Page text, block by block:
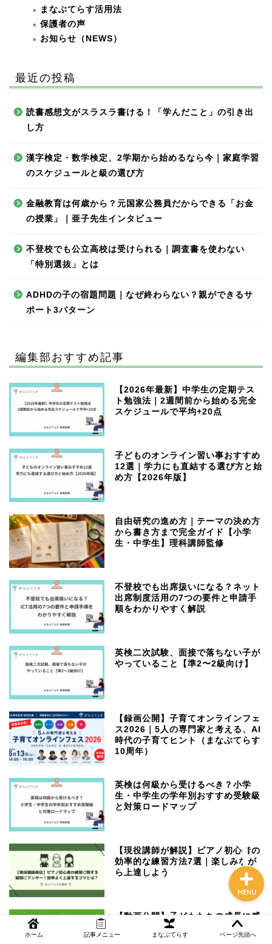
まなぶてらす活用法
保護者の声
お知らせ（NEWS）
最近の投稿
読書感想文がスラスラ書ける！「学んだこと」の引き出
し方
漢字検定・数学検定、2学期から始めるなら今｜家庭学習
のスケジュールと級の選び方
金融教育は何歳から？元国家公務員だからできる「お金
の授業」｜亜子先生インタビュー
不登校でも公立高校は受けられる｜調査書を使わない
「特別選抜」とは
ADHDの子の宿題問題｜なぜ終わらない？親ができるサ
ポート3パターン
編集部おすすめ記事
【2026年最新】中学生の定期テス
ト勉強法｜2週間前から始める完全
スケジュールで平均+20点
子どものオンライン習い事おすすめ
12選｜学力にも直結する選び方と始
め方【2026年版】
自由研究の進め方｜テーマの決め方
から書き方まで完全ガイド【小学
生・中学生】理科講師監修
不登校でも出席扱いになる？ネット
出席制度活用の7つの要件と申請手
順をわかりやすく解説
英検二次試験、面接で落ちない子が
やっていること【準2〜2級向け】
【録画公開】子育てオンラインフェ
ス2026｜5人の専門家と考える、AI
時代の子育てヒント（まなぶてらす
10周年）
英検は何級から受けるべき？小学
生・中学生の学年別おすすめ受験級
と対策ロードマップ
【現役講師が解説】ピアノ初心者の
効率的な練習方法7選｜楽しみなが
ら上達しよう
【動画公開】子どもたちの成長に感
動…まなぶてらす音楽発表会2026
ホーム 記事メニュー まなぶてらす ページ先頭へ
MENU
NEWS
まなぶてらす活用法
教育コラム